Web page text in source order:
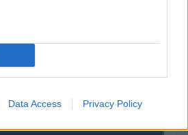
Data Access Privacy Policy
$16.49